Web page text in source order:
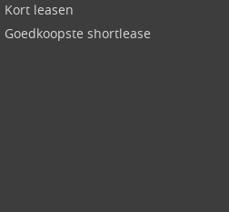
Kort leasen
Goedkoopste shortlease